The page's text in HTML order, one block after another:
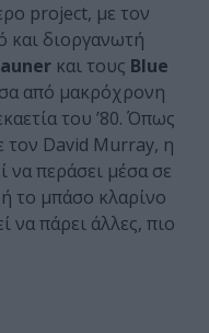
project, με τον
και διοργανωτή
και τους Blue
από μακρόχρονη
του ’80. Όπως
τον David Murray, η
να περάσει μέσα σε
το μπάσο κλαρίνο
να πάρει άλλες, πιο